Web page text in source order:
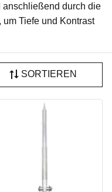
anschließend durch die
Tiefe und Kontrast
SORTIEREN